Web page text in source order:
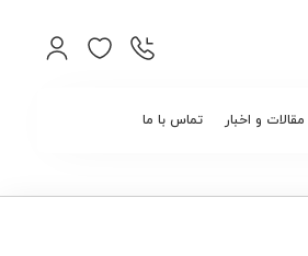
مقالات و اخبار تماس با ما